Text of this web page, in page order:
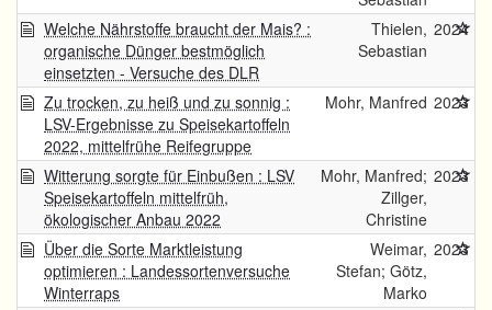
Welche Nährstoffe braucht der Mais? :
organische Dünger bestmöglich
einsetzten - Versuche des DLR
Thielen,
Sebastian
2024
Zu trocken, zu heiß und zu sonnig :
LSV-Ergebnisse zu Speisekartoffeln
2022, mittelfrühe Reifegruppe
Mohr, Manfred 2023
Witterung sorgte für Einbußen : LSV
Speisekartoffeln mittelfrüh,
ökologischer Anbau 2022
Mohr, Manfred;
Zillger,
Christine
2023
Über die Sorte Marktleistung
optimieren : Landessortenversuche
Winterraps
Weimar,
Stefan; Götz,
Marko
2023